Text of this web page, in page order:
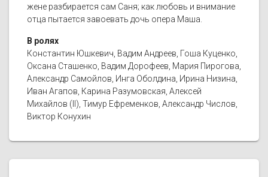
жене разбирается сам Саня; как любовь и внимание
отца пытается завоевать дочь опера Маша.
В ролях
Константин Юшкевич, Вадим Андреев, Гоша Куценко,
Оксана Сташенко, Вадим Дорофеев, Мария Пирогова,
Александр Самойлов, Инга Оболдина, Ирина Низина,
Иван Агапов, Карина Разумовская, Алексей
Михайлов (II), Тимур Ефременков, Александр Числов,
Виктор Конухин